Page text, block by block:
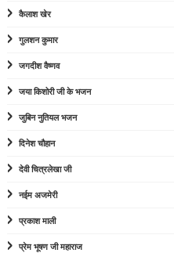
कैलाश खेर
गुलशन कुमार
जगदीश वैष्णव
जया किशोरी जी के भजन
जुबिन नुतियल भजन
दिनेश चौहान
देवी चित्रलेखा जी
नईम अजमेरी
प्रकाश माली
प्रेम भूषण जी महाराज